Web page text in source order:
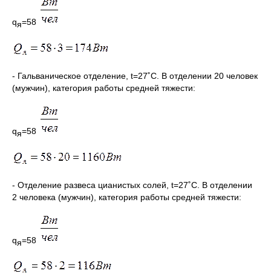
qя=58
- Гальваническое отделение, t=27˚C. В отделении 20 человек
(мужчин), категория работы средней тяжести:
qя=58
- Отделение развеса цианистых солей, t=27˚C. В отделении
2 человека (мужчин), категория работы средней тяжести:
qя=58